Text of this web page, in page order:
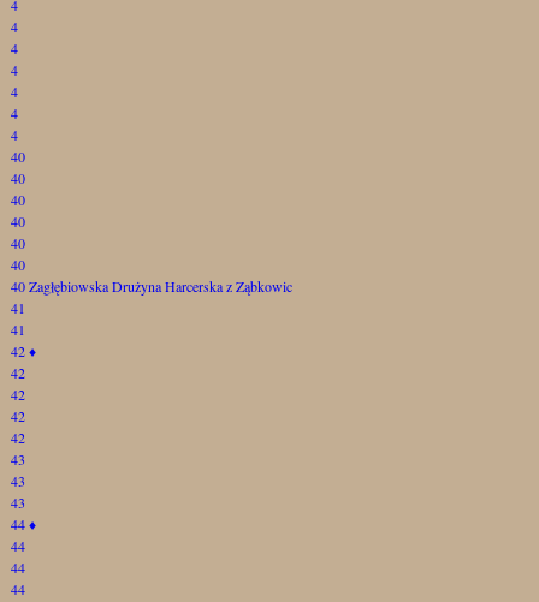
4
4
4
4
4
4
4
40
40
40
40
40
40
40 Zagłębiowska Drużyna Harcerska z Ząbkowic
41
41
42♦
42
42
42
42
43
43
43
44♦
44
44
44